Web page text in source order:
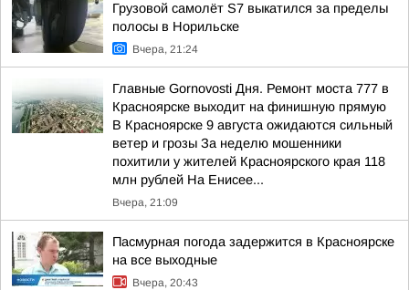
Грузовой самолёт S7 выкатился за пределы
полосы в Норильске
Вчера, 21:24
Главные Gornovosti Дня. Ремонт моста 777 в
Красноярске выходит на финишную прямую
В Красноярске 9 августа ожидаются сильный
ветер и грозы За неделю мошенники
похитили у жителей Красноярского края 118
млн рублей На Енисее...
Вчера, 21:09
Пасмурная погода задержится в Красноярске
на все выходные
Вчера, 20:43